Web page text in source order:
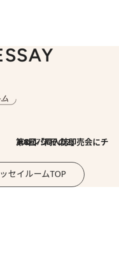
2026.7.30
第8回「同人誌即売会にチャレンジ その2」
セイルームTOP